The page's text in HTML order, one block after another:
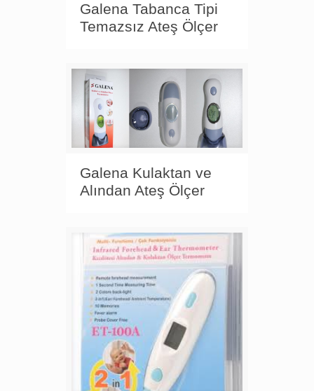
Galena Tabanca Tipi
Temazsız Ateş Ölçer
Galena Kulaktan ve
Alından Ateş Ölçer